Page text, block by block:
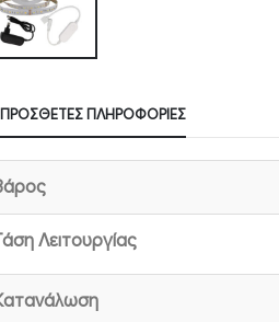
ΠΛΗΡΟΦΟΡΊΕΣ
Λειτουργίας